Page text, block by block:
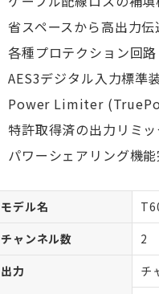
省スペースから高出力伝
各種プロテクション回路
AES3デジタル入力標準
Power Limiter
特許取得済の出力リミ
パワーシェアリング機
モデル名
チャンネル数
2
出力
チ